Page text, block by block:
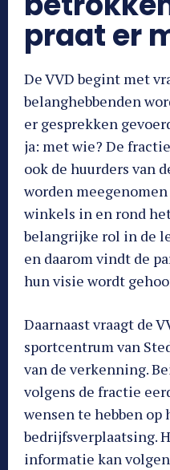
praat er
De VVD begint met
belanghebbenden
er gesprekken
ja: met wie? De
ook de huurders van
worden
winkels in en rond
belangrijke rol in de
en daarom vindt de
hun visie wordt
Daarnaast vraagt de
sportcentrum van
van de verkenning.
volgens de fractie
wensen te hebben op
bedrijfsverplaatsing.
informatie kan